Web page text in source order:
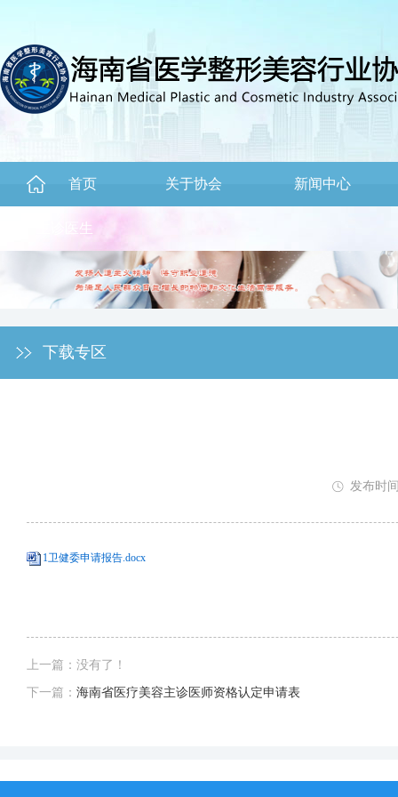
首页 关于协会 新闻中心
主诊医生
下载专区
发布时
1卫健委申请报告.docx
上一篇：没有了！
下一篇： 海南省医疗美容主诊医师资格认定申请表